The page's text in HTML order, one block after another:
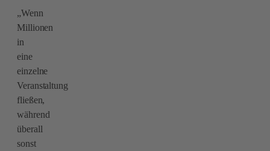
„Wenn
Millionen
in
eine
einzelne
Veranstaltung
fließen,
während
überall
sonst